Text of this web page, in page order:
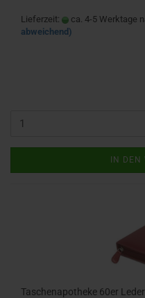
Lieferzeit: ca. 4-5 Werktage
abweichend)
IN DEN
Taschenapotheke 60er